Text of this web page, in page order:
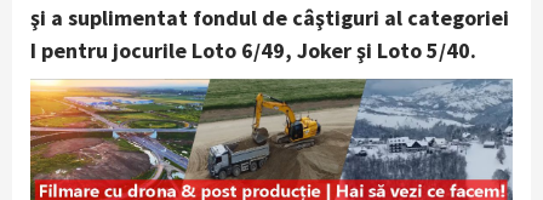
şi a suplimentat fondul de câştiguri al categoriei
I pentru jocurile Loto 6/49, Joker şi Loto 5/40.